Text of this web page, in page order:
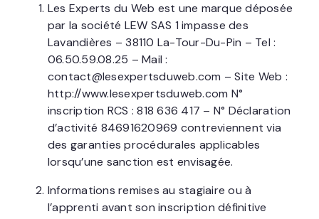
Les Experts du Web est une marque déposée
par la société LEW SAS 1 impasse des
Lavandières – 38110 La-Tour-Du-Pin – Tel :
06.50.59.08.25 – Mail :
contact@lesexpertsduweb.com – Site Web :
http://www.lesexpertsduweb.com N°
inscription RCS : 818 636 417 – N° Déclaration
d’activité 84691620969 contreviennent via
des garanties procédurales applicables
lorsqu’une sanction est envisagée.
Informations remises au stagiaire ou à
l’apprenti avant son inscription définitive